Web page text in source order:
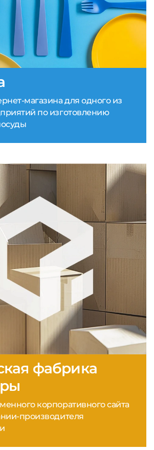
магазина для одного из
по изготовлению
фабрика
корпоративного сайта
производителя